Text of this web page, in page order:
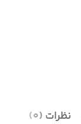
نظرات (0)